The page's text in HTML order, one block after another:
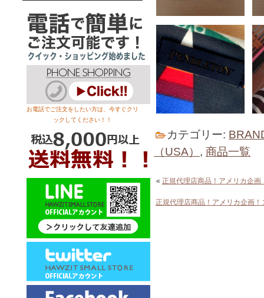
お電話でご注文をしたい方は、今すぐクリ
ックしてください！！
カテゴリー:
（USA） , 商品一覧
« 正規代理店商品！アメリカ企
正規代理店商品！アメリカ企画